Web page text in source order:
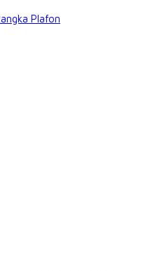
Plafon